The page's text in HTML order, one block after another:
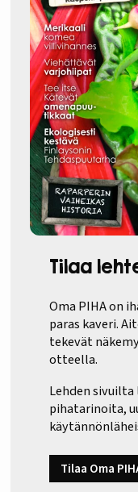
Tilaa
Oma PIHA on
paras kaveri.
tekevät
otteella.
Lehden
pihatarinoita,
Tilaa Oma